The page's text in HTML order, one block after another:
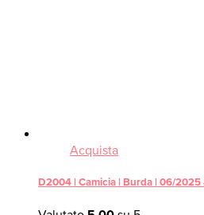
Acquista
D2004 | Camicia | Burda | 06/2025